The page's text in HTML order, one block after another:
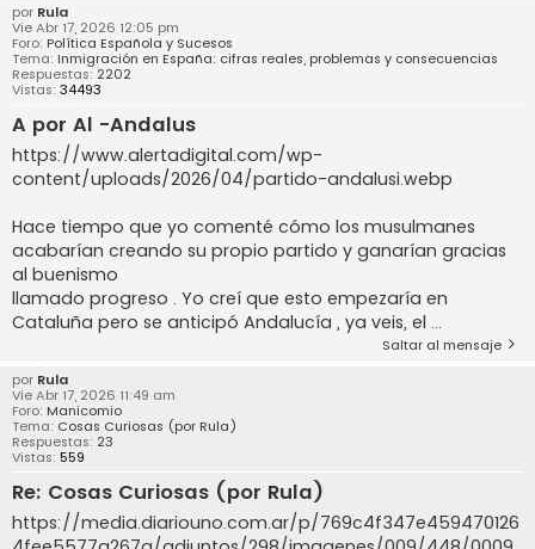
por Rula
Vie Abr 17, 2026 12:05 pm
Foro: Política Española y Sucesos
Tema: Inmigración en España: cifras reales, problemas y consecuencias
Respuestas: 2202
Vistas: 34493
A por Al -Andalus
https://www.alertadigital.com/wp-
content/uploads/2026/04/partido-andalusi.webp
Hace tiempo que yo comenté cómo los musulmanes
acabarían creando su propio partido y ganarían gracias
al buenismo
llamado progreso . Yo creí que esto empezaría en
Cataluña pero se anticipó Andalucía , ya veis, el ...
Saltar al mensaje
por Rula
Vie Abr 17, 2026 11:49 am
Foro: Manicomio
Tema: Cosas Curiosas (por Rula)
Respuestas: 23
Vistas: 559
Re: Cosas Curiosas (por Rula)
https://media.diariouno.com.ar/p/769c4f347e459470126